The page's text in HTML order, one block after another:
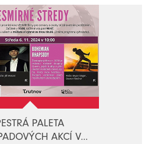
PALETA
AKCÍ V...